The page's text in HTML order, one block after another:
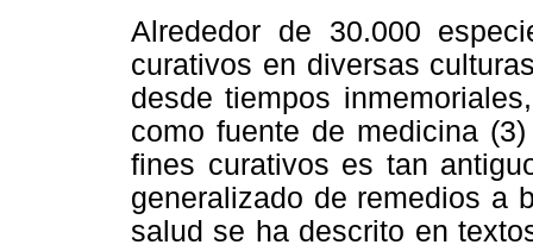
Alrededor de 30.000
curativos en diversas
desde tiempos
como fuente de medicina
fines curativos es tan
generalizado de remedios a
salud se ha descrito en